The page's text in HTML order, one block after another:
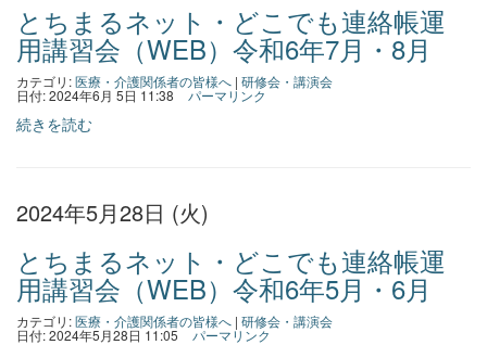
とちまるネット・どこでも連絡帳運
用講習会（WEB）令和6年7月・8月
カテゴリ:医療・介護関係者の皆様へ | 研修会・講演会
日付: 2024年6月 5日 11:38 パーマリンク
続きを読む
2024年5月28日 (火)
とちまるネット・どこでも連絡帳運
用講習会（WEB）令和6年5月・6月
カテゴリ:医療・介護関係者の皆様へ | 研修会・講演会
日付: 2024年5月28日 11:05 パーマリンク